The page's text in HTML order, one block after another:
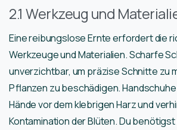
2.1 Werkzeug und
Eine reibungslose Ernte erfordert die
Werkzeuge und Materialien. Scharfe
unverzichtbar, um präzise Schnitte zu
Pflanzen zu beschädigen.
Hände vor dem klebrigen Harz und
Kontamination der Blüten. Du